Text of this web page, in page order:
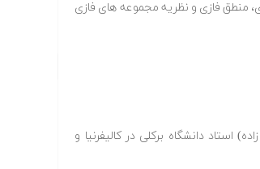
منطق فازی و نظریه مجموعه های فازی
استاد دانشگاه برکلی در کالیفرنیا و